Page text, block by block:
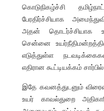
கொடுநிகழ்ச்சி
பேரதிர்ச்சியாக
அதன் தொடர்ச்சியாக
சென்னை
எடுத்துள்ள
எதிரான கூட்டியக்கம்
இதே கவனத்துடனும்
உயர் காவல்துறை